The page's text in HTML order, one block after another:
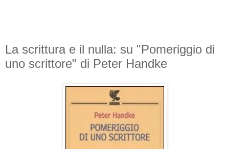
La scrittura e il nulla: su "Pomeriggio di
uno scrittore" di Peter Handke